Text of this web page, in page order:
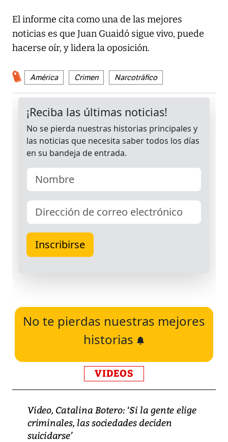
El informe cita como una de las mejores
noticias es que Juan Guaidó sigue vivo, puede
hacerse oír, y lidera la oposición.
América Crimen Narcotráfico
No te pierdas nuestras mejores
historias
VIDEOS
Video, Catalina Botero: ‘Si la gente elige
criminales, las sociedades deciden
suicidarse’